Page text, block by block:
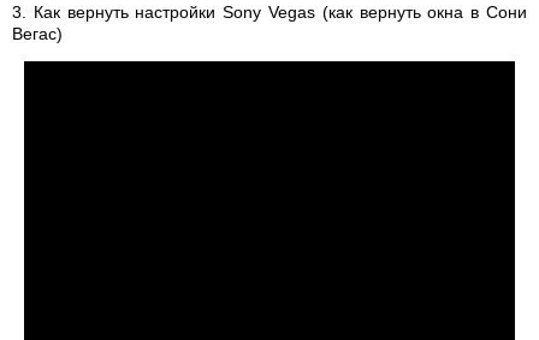
3. Как вернуть настройки Sony Vegas (как вернуть окна в Сони
Вегас)